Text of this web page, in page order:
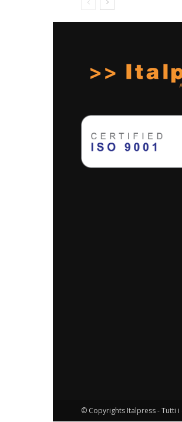
© Copyrights Italpress - Tutti